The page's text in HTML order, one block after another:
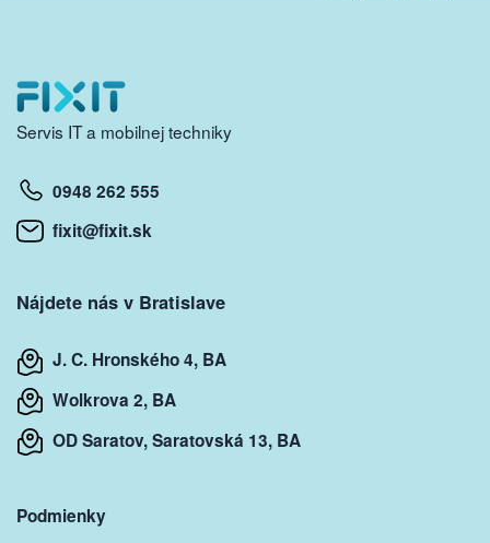
Servis IT a mobilnej techniky
0948 262 555
fixit@fixit.sk
Nájdete nás v Bratislave
J. C. Hronského 4, BA
Wolkrova 2, BA
OD Saratov, Saratovská 13, BA
Podmienky